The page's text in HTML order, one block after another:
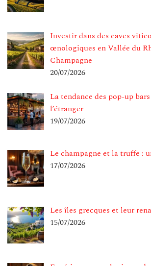
Investir dans des caves
œnologiques en Vallée du
Champagne
20/07/2026
La tendance des pop-up
l’étranger
19/07/2026
Le champagne et la truffe :
17/07/2026
Les îles grecques et leur
15/07/2026